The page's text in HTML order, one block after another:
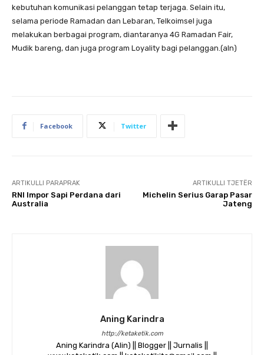
kebutuhan komunikasi pelanggan tetap terjaga. Selain itu,
selama periode Ramadan dan Lebaran, Telkoimsel juga
melakukan berbagai program, diantaranya 4G Ramadan Fair,
Mudik bareng, dan juga program Loyality bagi pelanggan.(aln)
Facebook Twitter
ARTIKULLI PARAPRAK
RNI Impor Sapi Perdana dari
Australia
ARTIKULLI TJETËR
Michelin Serius Garap Pasar
Jateng
Aning Karindra
http://ketaketik.com
Aning Karindra (Alin) || Blogger || Jurnalis ||